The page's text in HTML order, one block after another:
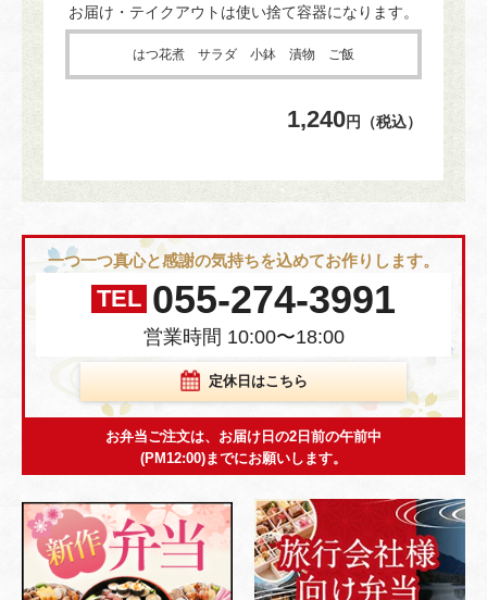
お届け・テイクアウトは使い捨て容器になります。
はつ花煮 サラダ 小鉢 漬物 ご飯
1,240円（税込）
一つ一つ真心と感謝の気持ちを込めてお作りします。
TEL 055-274-3991
営業時間 10:00〜18:00
定休日はこちら
お弁当ご注文は、お届け日の2日前の午前中
(PM12:00)までにお願いします。